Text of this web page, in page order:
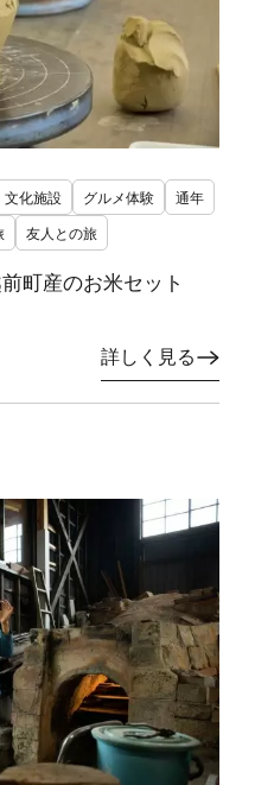
文化施設 グルメ体験
通年
友人との旅
町産のお米セット
詳しく見る